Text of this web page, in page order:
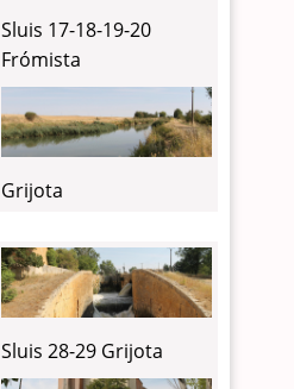
Sluis 17-18-19-20
Frómista
Grijota
Sluis 28-29 Grijota